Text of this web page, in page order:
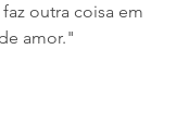
outra coisa em
amor."